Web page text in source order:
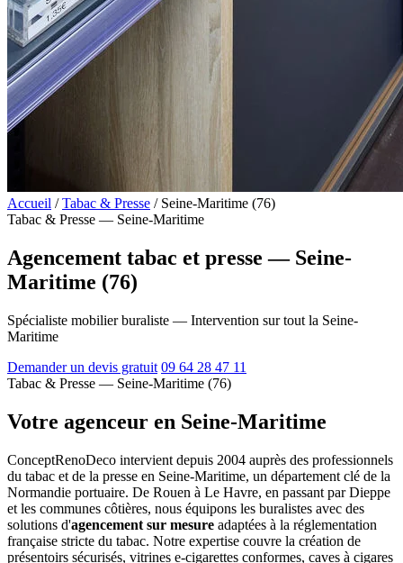
Accueil / Tabac & Presse / Seine-Maritime (76)
Tabac & Presse — Seine-Maritime
Agencement tabac et presse — Seine-
Maritime (76)
Spécialiste mobilier buraliste — Intervention sur tout la Seine-
Maritime
Demander un devis gratuit 09 64 28 47 11
Tabac & Presse — Seine-Maritime (76)
Votre agenceur en Seine-Maritime
ConceptRenoDeco intervient depuis 2004 auprès des professionnels
du tabac et de la presse en Seine-Maritime, un département clé de la
Normandie portuaire. De Rouen à Le Havre, en passant par Dieppe
et les communes côtières, nous équipons les buralistes avec des
solutions d'agencement sur mesure adaptées à la réglementation
française stricte du tabac. Notre expertise couvre la création de
présentoirs sécurisés, vitrines e-cigarettes conformes, caves à cigares